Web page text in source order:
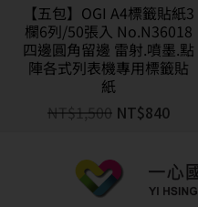
【五包】OGI A4標籤貼紙3
欄6列/50張入 No.N36018
四邊圓角留邊 雷射.噴墨.點
陣各式列表機專用標籤貼
紙
NT$ 1,500 NT$840